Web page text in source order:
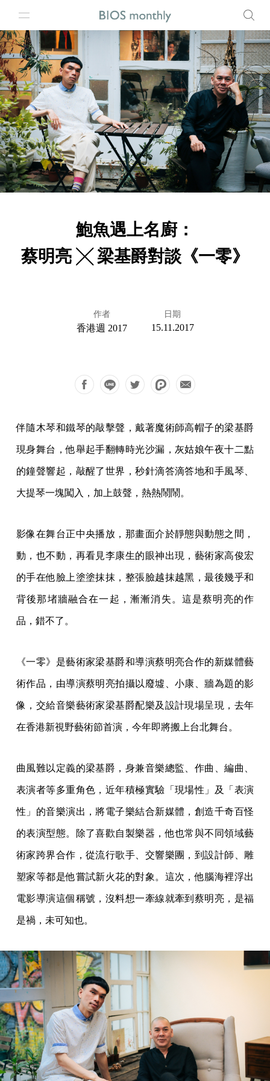
鮑魚遇上名廚：
蔡明亮 ╳ 梁基爵對談《一零》
作者
香港週 2017
日期
15.11.2017
伴隨木琴和鐵琴的敲擊聲，戴著魔術師高帽子的梁基爵
現身舞台，他舉起手翻轉時光沙漏，灰姑娘午夜十二點
的鐘聲響起，敲醒了世界，秒針滴答滴答地和手風琴、
大提琴一塊闖入，加上鼓聲，熱熱鬧鬧。
影像在舞台正中央播放，那畫面介於靜態與動態之間，
動，也不動，再看見李康生的眼神出現，藝術家高俊宏
的手在他臉上塗塗抹抹，整張臉越抹越黑，最後幾乎和
背後那堵牆融合在一起，漸漸消失。這是蔡明亮的作
品，錯不了。
《一零》是藝術家梁基爵和導演蔡明亮合作的新媒體藝
術作品，由導演蔡明亮拍攝以廢墟、小康、牆為題的影
像，交給音樂藝術家梁基爵配樂及設計現場呈現，去年
在香港新視野藝術節首演，今年即將搬上台北舞台。
曲風難以定義的梁基爵，身兼音樂總監、作曲、編曲、
表演者等多重角色，近年積極實驗「現場性」及「表演
性」的音樂演出，將電子樂結合新媒體，創造千奇百怪
的表演型態。除了喜歡自製樂器，他也常與不同領域藝
術家跨界合作，從流行歌手、交響樂團，到設計師、雕
塑家等都是他嘗試新火花的對象。這次，他腦海裡浮出
電影導演這個稱號，沒料想一牽線就牽到蔡明亮，是福
是禍，未可知也。